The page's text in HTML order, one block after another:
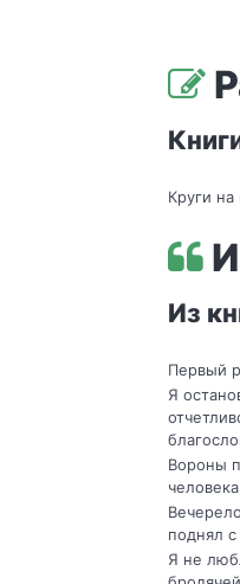
Круги
Из
Первый
Я
Вороны
поднял
Я не